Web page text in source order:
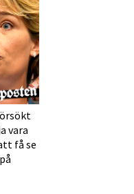
vara
få se